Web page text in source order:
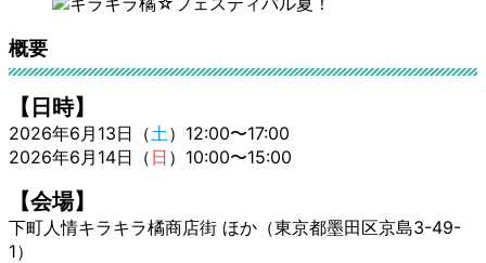
概要
【日時】
2026年6月13日（土 ）12:00〜17:00
2026年6月14日（ 日 ）10:00〜15:00
【会場】
下町人情キラキラ橘商店街 ほか（東京都墨田区京島3-49-
1）